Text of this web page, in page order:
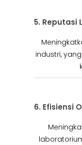
5. Reputasi
industri,
6. Efisiensi